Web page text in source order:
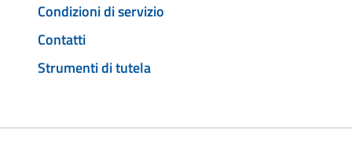
Condizioni di servizio
Contatti
Strumenti di tutela